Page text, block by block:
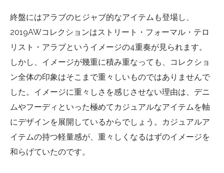
終盤にはアラブのヒジャブ的なアイテムも登場し、
2019AWコレクションはストリート・フォーマル・テロ
リスト・アラブというイメージの4重奏が見られます。
しかし、イメージが幾重に積み重なっても、コレクショ
ン全体の印象はそこまで重々しいものではありませんで
した。イメージに重々しさを感じさせない理由は、デニ
ムやフーディといった極めてカジュアルなアイテムを軸
にデザインを展開しているからでしょう。カジュアルア
イテムの持つ軽量感が、重々しくなるはずのイメージを
和らげていたのです。